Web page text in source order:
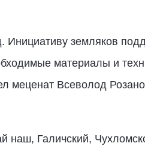
Инициативу земляков
материалы и
меценат Всеволод
Галичский,